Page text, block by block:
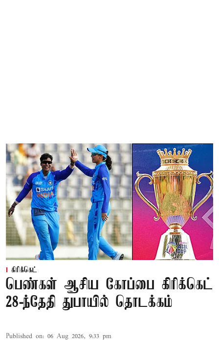
கிரிக்கெட்
பெண்கள் ஆசிய கோப்பை கிரிக்கெட்
28-ந்தேதி துபாயில் தொடக்கம்
Published on: 06 Aug 2026, 9:33 pm